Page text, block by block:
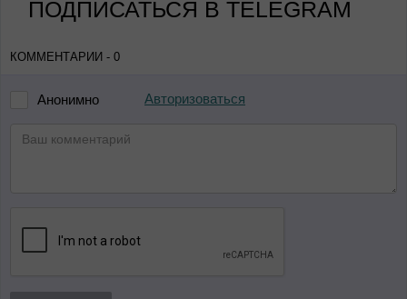
ПОДПИСАТЬСЯ В TELEGRAM
КОММЕНТАРИИ - 0
Анонимно Авторизоваться